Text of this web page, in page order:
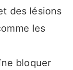
des lésions
les
bloquer